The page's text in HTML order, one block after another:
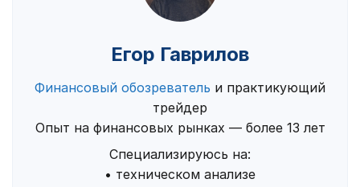
Егор Гаврилов
Финансовый обозреватель и практикующий
трейдер
Опыт на финансовых рынках — более 13 лет
Специализируюсь на:
• техническом анализе